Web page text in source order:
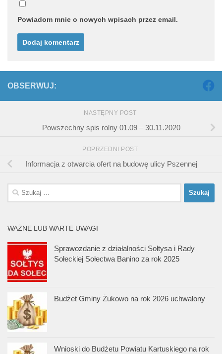
Powiadom mnie o nowych wpisach przez email.
OBSERWUJ:
NASTĘPNY POST
Powszechny spis rolny 01.09 – 30.11.2020
POPRZEDNI POST
Informacja z otwarcia ofert na budowę ulicy Pszennej
Szukaj:
WAŻNE LUB WARTE UWAGI
Sprawozdanie z działalności Sołtysa i Rady
Sołeckiej Sołectwa Banino za rok 2025
Budżet Gminy Żukowo na rok 2026 uchwalony
Wnioski do Budżetu Powiatu Kartuskiego na rok